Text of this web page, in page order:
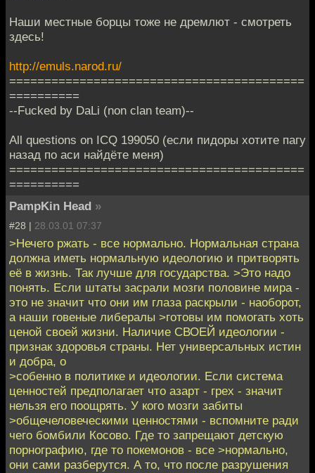
Наши местные борцы тоже не дремлют - смотреть
здесь!
http://emuls.narod.ru/
==========================================
==========
--Fucked by DaLi (non clan team)--
All questions on ICQ 199050 (если пидоры хотите пагу
назад по аси найдёте меня)
==========================================
==========
PampKin Head »
#28 | 28.03.01 07:37
>Нечего ржать - все нормально. Нормальная страна
должна иметь нормальную идеологию и притворять
её в жизнь. Так лучше для государства. >Это надо
понять. Если штаты засрали мозги половине мира -
это не значит что они им глаза раскрыли - наоборот,
а наши говеные либералы >готовы им помогать хоть
ценой своей жизни. Наличие СВОЕЙ идеологии -
признак здоровья страны. Нет универсальных истин
и добра, о
>собенно в политике и идеологии. Если система
ценностей предполагает что азарт - грех - значит
нельзя его поощрять. У кого мозги забиты
>общечеловеческими ценностями - вспомните ради
чего бомбили Косово. Где то запрещают детскую
порнографию, где то покемонов - все >нормально,
они сами разберутся. А то, что после разрушения